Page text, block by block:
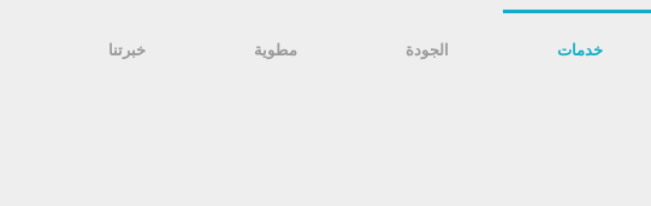
خبرتنا مطوية الجودة خدمات